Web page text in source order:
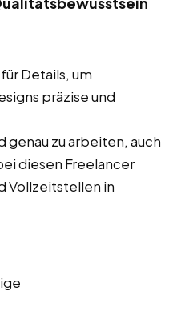
Details, um
präzise und
genau zu arbeiten, auch
diesen Freelancer
Vollzeitstellen in